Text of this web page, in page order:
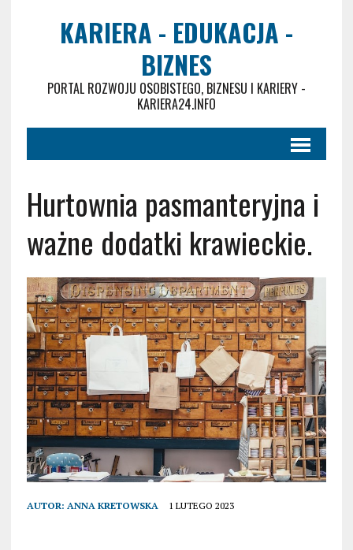
KARIERA - EDUKACJA -
BIZNES
PORTAL ROZWOJU OSOBISTEGO, BIZNESU I KARIERY -
KARIERA24.INFO
Hurtownia pasmanteryjna i
ważne dodatki krawieckie.
AUTOR: ANNA KRETOWSKA 1 LUTEGO 2023